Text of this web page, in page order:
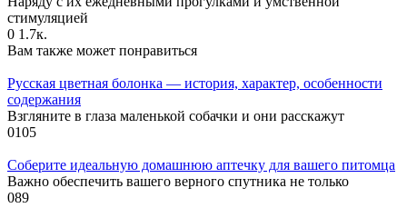
стимуляцией
0 1.7к.
Вам также может понравиться
Русская цветная болонка — история, характер, особенности
содержания
Взгляните в глаза маленькой собачки и они расскажут
0105
Соберите идеальную домашнюю аптечку для вашего питомца
Важно обеспечить вашего верного спутника не только
089